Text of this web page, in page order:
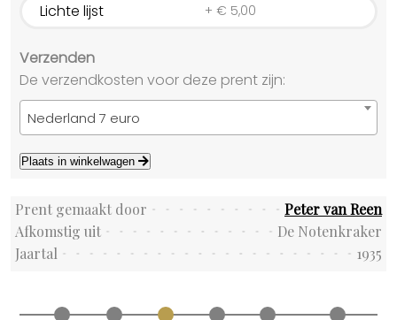
Lichte lijst + € 5,00
Verzenden
De verzendkosten voor deze prent zijn:
Nederland 7 euro
Plaats in winkelwagen
Prent gemaakt door
Peter van Reen
Afkomstig uit
De Notenkraker
Jaartal
1935